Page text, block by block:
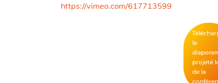
https://vimeo.com/617713599
le
projeté
de la